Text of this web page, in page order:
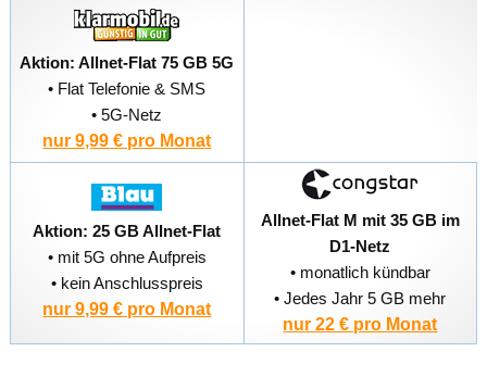
Aktion: Allnet-Flat 75 GB 5G
• Flat Telefonie & SMS
• 5G-Netz
nur 9,99 € pro Monat
Aktion: 25 GB Allnet-Flat
• mit 5G ohne Aufpreis
• kein Anschlusspreis
nur 9,99 € pro Monat
Allnet-Flat M mit 35 GB im
D1-Netz
• monatlich kündbar
• Jedes Jahr 5 GB mehr
nur 22 € pro Monat